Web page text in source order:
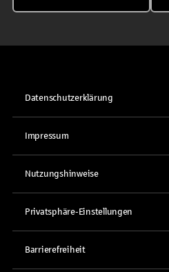
Datenschutzerklärung
Impressum
Nutzungshinweise
Privatsphäre-Einstellungen
Barrierefreiheit